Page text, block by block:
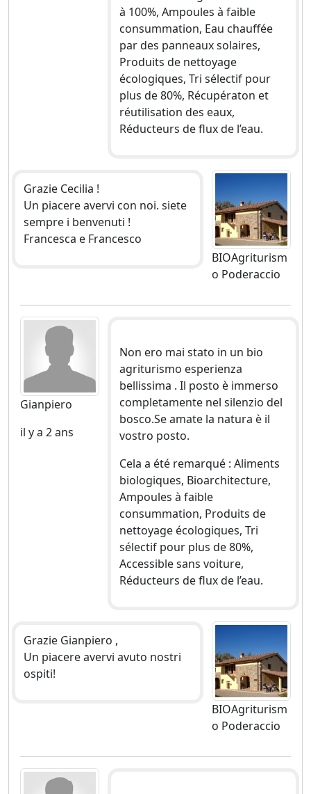
à 100%, Ampoules à faible
consummation, Eau chauffée
par des panneaux solaires,
Produits de nettoyage
écologiques, Tri sélectif pour
plus de 80%, Récupératon et
réutilisation des eaux,
Réducteurs de flux de l’eau.
Grazie Cecilia !
Un piacere avervi con noi. siete
sempre i benvenuti !
Francesca e Francesco
BIOAgriturism
o Poderaccio
Gianpiero
il y a 2 ans
Non ero mai stato in un bio
agriturismo esperienza
bellissima . Il posto è immerso
completamente nel silenzio del
bosco.Se amate la natura è il
vostro posto.
Cela a été remarqué : Aliments
biologiques, Bioarchitecture,
Ampoules à faible
consummation, Produits de
nettoyage écologiques, Tri
sélectif pour plus de 80%,
Accessible sans voiture,
Réducteurs de flux de l’eau.
Grazie Gianpiero ,
Un piacere avervi avuto nostri
ospiti!
BIOAgriturism
o Poderaccio